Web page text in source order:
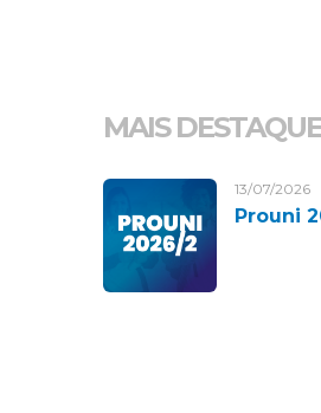
MAIS
13/07/2026
Prouni